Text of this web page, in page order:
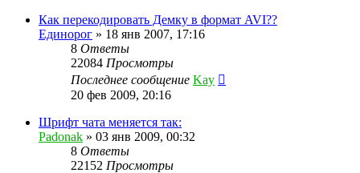
Как перекодировать Демку в формат AVI??
Единорог » 18 янв 2007, 17:16
8 Ответы
22084 Просмотры
Последнее сообщение Kay
20 фев 2009, 20:16
Шрифт чата меняется так:
Padonak » 03 янв 2009, 00:32
8 Ответы
22152 Просмотры